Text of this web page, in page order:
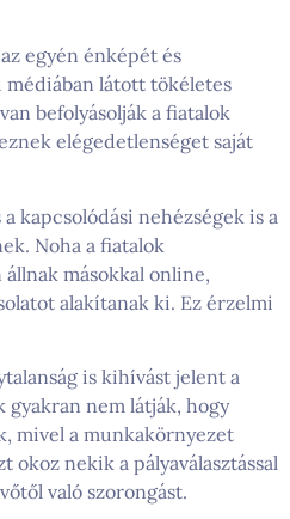
egyén énképét és
médiában látott tökéletes
befolyásolják a fiatalok
elégedetlenséget saját
kapcsolódási nehézségek is a
Noha a fiatalok
másokkal online,
alakítanak ki. Ez érzelmi
is kihívást jelent a
gyakran nem látják, hogy
mivel a munkakörnyezet
okoz nekik a pályaválasztással
való szorongást.